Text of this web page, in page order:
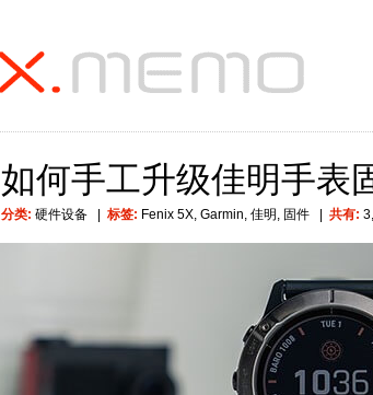
如何手工升级佳明手表
分类: 硬件设备 标签: Fenix 5X, Garmin, 佳明 , 固件 共有: